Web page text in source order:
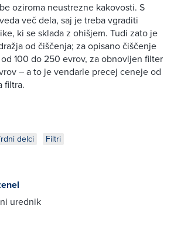
oziroma neustrezne kakovosti. S
več dela, saj je treba vgraditi
ki se sklada z ohišjem. Tudi zato je
od čiščenja; za opisano čiščenje
100 do 250 evrov, za obnovljen filter
– a to je vendarle precej ceneje od
filtra.
delci Filtri
urednik